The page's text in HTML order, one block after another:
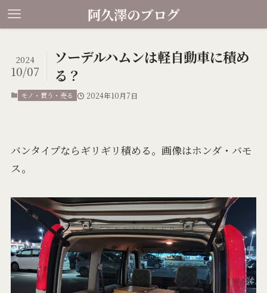
阿久澤のブログ
ソーデルハムンは軽自動車に積め
る？
2024
10/07
モノ・買う・売る 2024年10月7日
バンタイプならギリギリ積める。画像はホンダ・バモ
ス。